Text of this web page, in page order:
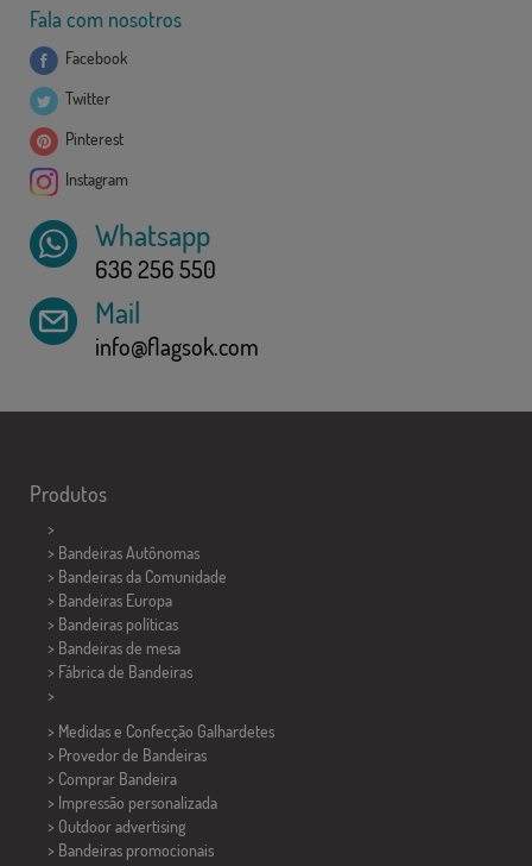
Fala com nosotros
Facebook
Twitter
Pinterest
Instagram
Whatsapp
636 256 550
Mail
info@flagsok.com
Produtos
>
> Bandeiras Autônomas
> Bandeiras da Comunidade
> Bandeiras Europa
> Bandeiras políticas
> Bandeiras de mesa
> Fábrica de Bandeiras
>
> Medidas e Confecção Galhardetes
> Provedor de Bandeiras
> Comprar Bandeira
> Impressão personalizada
> Outdoor advertising
> Bandeiras promocionais